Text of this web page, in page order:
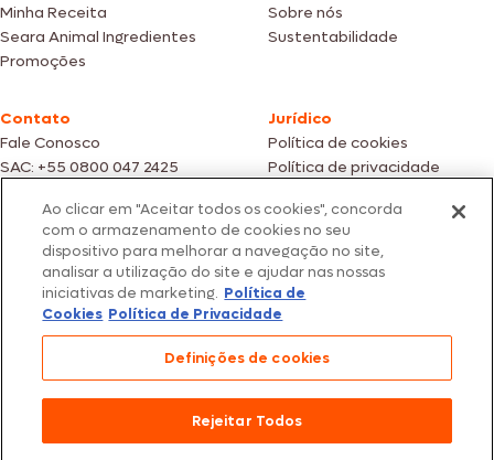
Minha Receita
Seara Animal Ingredientes
Promoções
Sobre nós
Sustentabilidade
Contato
Fale Conosco
SAC: +55 0800 047 2425
Jurídico
Política de cookies
Política de privacidade
Fotos meramente ilustrativas | Ofertas válidas enquanto durarem os
estoques dos nossos parceiros | Vendas sujeitas a análise e confirmação
de dados.
Os preços, promoções e condições de pagamento são válidos
exclusivamente para compras efetuadas em nossos parceiros.
Todos os produtos estão sujeitos a disponibilidade de estoque.
São Paulo/SP – CEP 05.118-100
© 2026 Seara. Todos os direitos reservados
Ao clicar em "Aceitar todos os cookies", concorda
com o armazenamento de cookies no seu
dispositivo para melhorar a navegação no site,
analisar a utilização do site e ajudar nas nossas
iniciativas de marketing. Política de
Cookies Política de Privacidade
Definições de cookies
Rejeitar Todos